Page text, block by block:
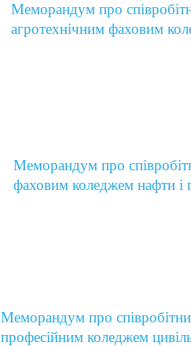
Меморандум про
агротехнічним фаховим
Меморандум про
фаховим коледжем нафти і
Меморандум про
професійним коледжем